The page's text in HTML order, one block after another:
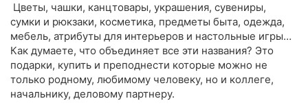
Цветы, чашки, канцтовары, украшения, сувениры,
сумки и рюкзаки, косметика, предметы быта, одежда,
мебель, атрибуты для интерьеров и настольные игры…
Как думаете, что объединяет все эти названия? Это
подарки, купить и преподнести которые можно не
только родному, любимому человеку, но и коллеге,
начальнику, деловому партнеру.